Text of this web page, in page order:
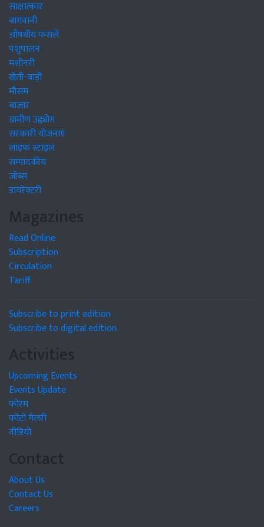
साक्षात्कार
बागवानी
औषधीय फसलें
पशुपालन
मशीनरी
खेती-बाड़ी
मौसम
बाजार
ग्रामीण उद्द्योग
सरकारी योजनाएं
लाइफ स्टाइल
सम्पादकीय
जॉब्स
डायरेक्टरी
Magazines
Read Online
Subscription
Circulation
Tariff
Subscribe to print edition
Subscribe to digital edition
Activities
Upcoming Events
Events Update
फोरम
फोटो गैलरी
वीडियो
Contact
About Us
Contact Us
Careers